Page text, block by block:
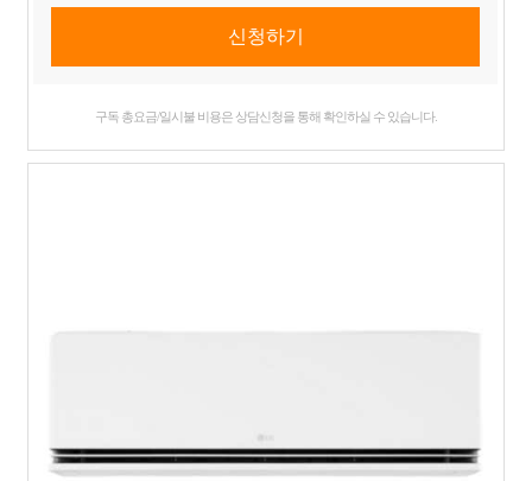
구독 총요금/일시불 비용은 상담신청을 통해 확인하실 수 있습니다.